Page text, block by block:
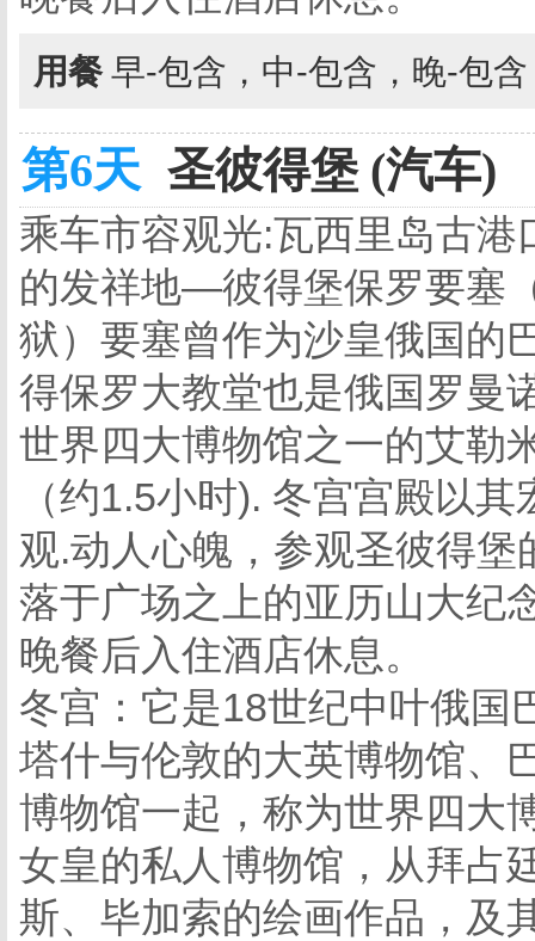
用餐 早-包含，中-包含，晚-包
第6天 圣彼得堡 (汽车)
乘车市容观光:瓦西里岛古
的发祥地—彼得堡保罗要塞
狱）要塞曾作为沙皇俄国的
得保罗大教堂也是俄国罗曼
世界四大博物馆之一的艾勒
（约1.5小时). 冬宫宫殿以
观.动人心魄，参观圣彼得
落于广场之上的亚历山大纪
晚餐后入住酒店休息。
冬宫：它是18世纪中叶俄国
塔什与伦敦的大英博物馆、
博物馆一起，称为世界四大
女皇的私人博物馆，从拜占
斯、毕加索的绘画作品，及